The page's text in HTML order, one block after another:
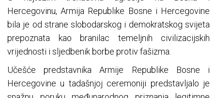
Hercegovinu, Armija Republike Bosne i Hercegovine
bila je od strane slobodarskog i demokratskog svijeta
prepoznata kao branilac temeljnih civilizacijskih
vrijednosti i sljedbenik borbe protiv fašizma.
Učešće predstavnika Armije Republike Bosne i
Hercegovine u tadašnjoj ceremoniji predstavljalo je